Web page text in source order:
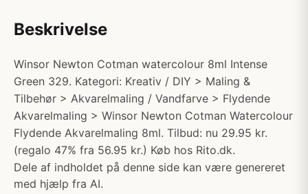
Beskrivelse
Winsor Newton Cotman watercolour 8ml Intense
Green 329. Kategori: Kreativ / DIY > Maling &
Tilbehør > Akvarelmaling / Vandfarve > Flydende
Akvarelmaling > Winsor Newton Cotman Watercolour
Flydende Akvarelmaling 8ml. Tilbud: nu 29.95 kr.
(regalo 47% fra 56.95 kr.) Køb hos Rito.dk.
Dele af indholdet på denne side kan være genereret
med hjælp fra AI.